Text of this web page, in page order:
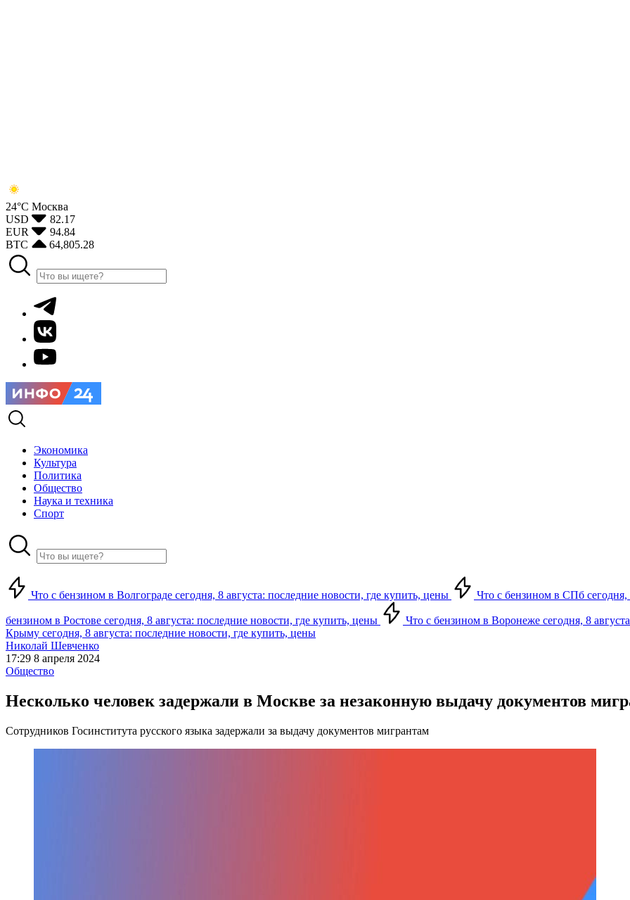
24°С Москва
USD
82.17
EUR
94.84
BTC
64,805.28
Экономика
Культура
Политика
Общество
Наука и техника
Спорт
Что с бензином в Волгограде сегодня, 8 августа: последние новости, где купить, цены Что с бензином в СПб сегодня,
бензином в Ростове сегодня, 8 августа: последние новости, где купить, цены Что с бензином в Воронеже сегодня, 8
Крыму сегодня, 8 августа: последние новости, где купить, цены
Николай Шевченко
17:29 8 апреля 2024
Общество
Несколько человек задержали в Москве за незаконную выдачу документов
Сотрудников Госинститута русского языка задержали за выдачу документов мигрантам